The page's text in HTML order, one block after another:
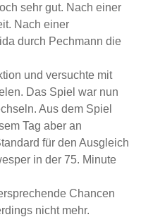
sehr gut. Nach einer
Nach einer
durch Pechmann die
und versuchte mit
Das Spiel war nun
Aus dem Spiel
Tag aber an
für den Ausgleich
in der 75. Minute
Chancen
nicht mehr.